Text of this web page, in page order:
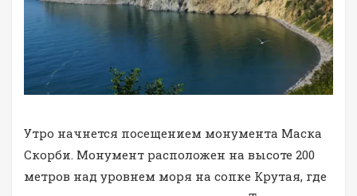
Утро начнется посещением монумента Маска
Скорби. Монумент расположен на высоте 200
метров над уровнем моря на сопке Крутая, где